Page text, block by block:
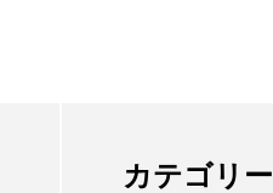
カテゴリー